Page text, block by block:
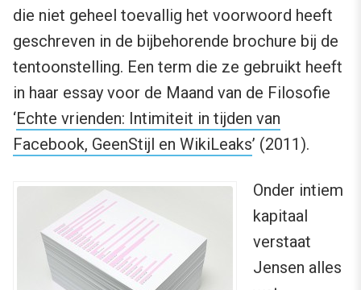
die niet geheel toevallig het voorwoord heeft
geschreven in de bijbehorende brochure bij de
tentoonstelling. Een term die ze gebruikt heeft
in haar essay voor de Maand van de Filosofie
‘Echte vrienden: Intimiteit in tijden van
Facebook, GeenStijl en WikiLeaks’ (2011).
Onder intiem
kapitaal
verstaat
Jensen alles